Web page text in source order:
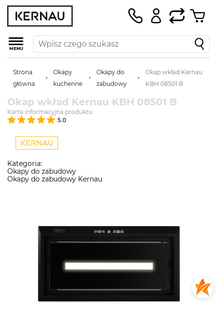
MENU
Strona
główna
Okapy
kuchenne
Okapy do
zabudowy
Okap wkład Kernau
KBH 08501 B
Okap wkład Kernau KBH 08501 B
Karta informacyjna produktu
5.0
Kategoria:
Okapy do zabudowy
Okapy do zabudowy Kernau